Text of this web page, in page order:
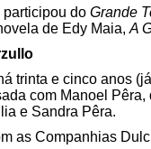
participou do Grande
de Edy Maia, A
trinta e cinco anos
com Manoel
e Sandra Pêra.
as Companhias